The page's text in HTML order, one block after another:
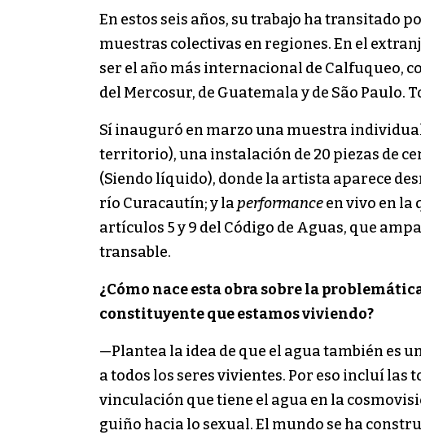
En estos seis años, su trabajo ha transitado
muestras colectivas en regiones. En el
ser el año más internacional de Calfuqueo,
del Mercosur, de Guatemala y de São Paulo.
Sí inauguró en marzo una muestra
territorio), una instalación de 20 piezas de
(Siendo líquido), donde la artista aparece
río Curacautín; y la performanceen vivo en la
artículos 5 y 9 del Código de Aguas, que
transable.
¿Cómo nace esta obra sobre la
constituyente que estamos viviendo?
—Plantea la idea de que el agua también es
a todos los seres vivientes. Por eso incluí
vinculación que tiene el agua en la
guiño hacia lo sexual. El mundo se ha